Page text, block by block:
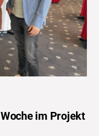
im Projekt